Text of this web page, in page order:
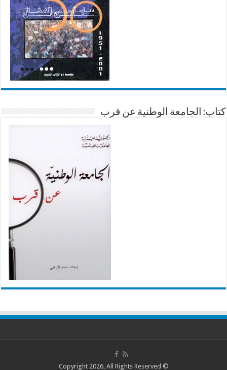
كتاب: الجامعة الوطنية عن قرب
© Copyright 2026, All Rights Reserved